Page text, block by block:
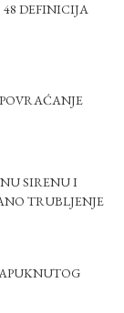
DEFINICIJA
SIRENU I
TRUBLJENJE